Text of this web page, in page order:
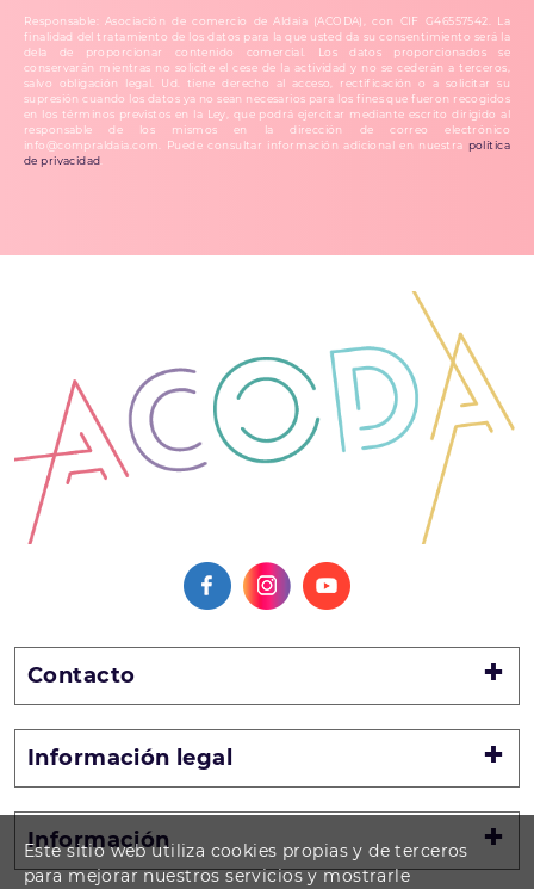
Responsable: Asociación de comercio de Aldaia (ACODA), con CIF G46557542. La
finalidad del tratamiento de los datos para la que usted da su consentimiento será la
dela de proporcionar contenido comercial. Los datos proporcionados se
conservarán mientras no solicite el cese de la actividad y no se cederán a terceros,
salvo obligación legal. Ud. tiene derecho al acceso, rectificación o a solicitar su
supresión cuando los datos ya no sean necesarios para los fines que fueron recogidos
en los términos previstos en la Ley, que podrá ejercitar mediante escrito dirigido al
responsable de los mismos en la dirección de correo electrónico
info@compraldaia.com. Puede consultar información adicional en nuestra política
de privacidad
Contacto
Información legal
Información
Este sitio web utiliza cookies propias y de terceros
para mejorar nuestros servicios y mostrarle